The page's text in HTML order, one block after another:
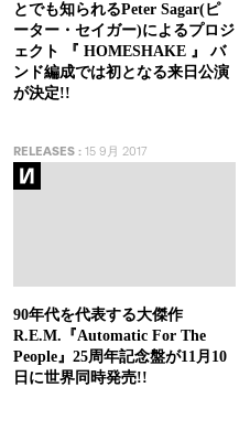
とでも知られるPeter Sagar(ピ
ーター・セイガー)によるプロジ
ェクト 『 HOMESHAKE 』 バ
ンド編成では初となる来日公演
が決定!!
RELEASES:15 9月 2017
90年代を代表する大傑作
R.E.M.『Automatic For The
People』25周年記念盤が11月10
日に世界同時発売!!